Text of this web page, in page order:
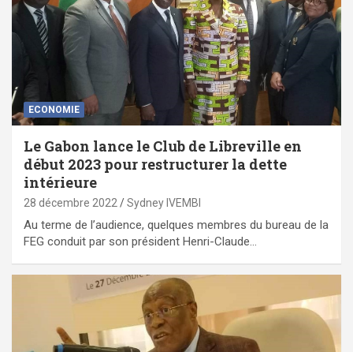
ECONOMIE
Le Gabon lance le Club de Libreville en
début 2023 pour restructurer la dette
intérieure
28 décembre 2022 Sydney IVEMBI
Au terme de l’audience, quelques membres du bureau de la
FEG conduit par son président Henri-Claude…